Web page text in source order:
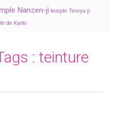
Nanzen-ji temple Tenryu-ji
de Kyoto
: teinture